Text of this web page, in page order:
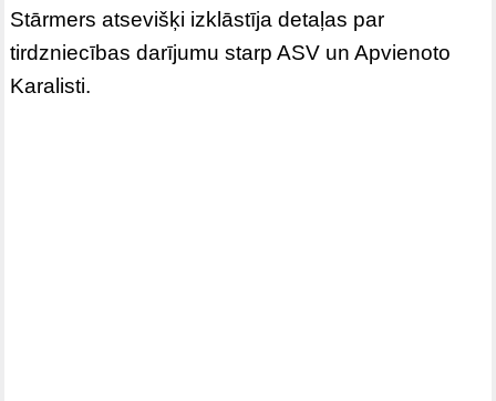
Stārmers atsevišķi izklāstīja detaļas par
tirdzniecības darījumu starp ASV un Apvienoto
Karalisti.